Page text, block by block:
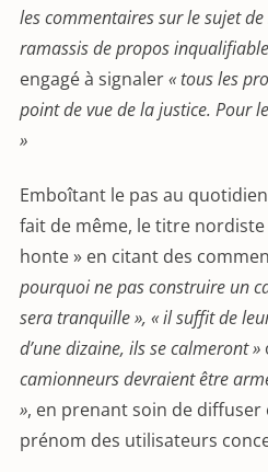
les commentaires sur le sujet
ramassis de propos
engagé à signaler« tous les
point de vue de la justice. Pour
»
Emboîtant le pas au
fait de même, le titre
honte » en citant des
pourquoi ne pas construire un
sera tranquille », « il suffit de
d’une dizaine, ils se calmeront »
camionneurs devraient être
», en prenant soin de
prénom des utilisateurs